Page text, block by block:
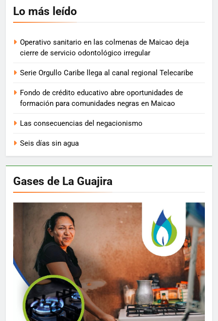
Lo más leído
Operativo sanitario en las colmenas de Maicao deja
cierre de servicio odontológico irregular
Serie Orgullo Caribe llega al canal regional Telecaribe
Fondo de crédito educativo abre oportunidades de
formación para comunidades negras en Maicao
Las consecuencias del negacionismo
Seis días sin agua
Gases de La Guajira